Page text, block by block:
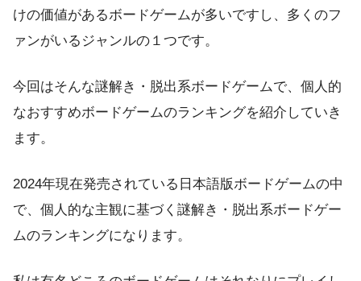
けの価値があるボードゲームが多いですし、多くのフ
ァンがいるジャンルの１つです。
今回はそんな謎解き・脱出系ボードゲームで、個人的
なおすすめボードゲームのランキングを紹介していき
ます。
2024年現在発売されている日本語版ボードゲームの中
で、個人的な主観に基づく謎解き・脱出系ボードゲー
ムのランキングになります。